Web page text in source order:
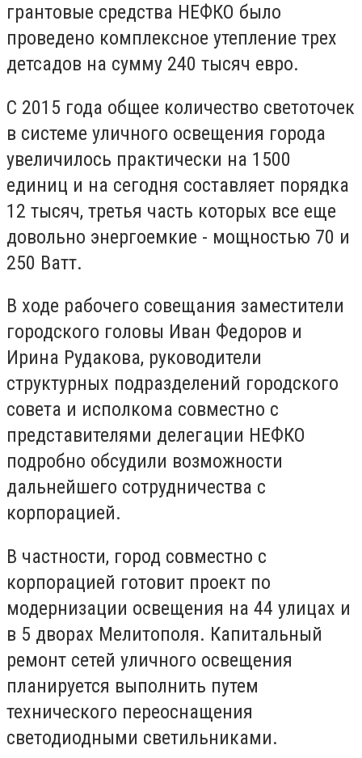
грантовые средства НЕФКО было
проведено комплексное утепление трех
детсадов на сумму 240 тысяч евро.
С 2015 года общее количество светоточек
в системе уличного освещения города
увеличилось практически на 1500
единиц и на сегодня составляет порядка
12 тысяч, третья часть которых все еще
довольно энергоемкие - мощностью 70 и
250 Ватт.
В ходе рабочего совещания заместители
городского головы Иван Федоров и
Ирина Рудакова, руководители
структурных подразделений городского
совета и исполкома совместно с
представителями делегации НЕФКО
подробно обсудили возможности
дальнейшего сотрудничества с
корпорацией.
В частности, город совместно с
корпорацией готовит проект по
модернизации освещения на 44 улицах и
в 5 дворах Мелитополя. Капитальный
ремонт сетей уличного освещения
планируется выполнить путем
технического переоснащения
светодиодными светильниками.